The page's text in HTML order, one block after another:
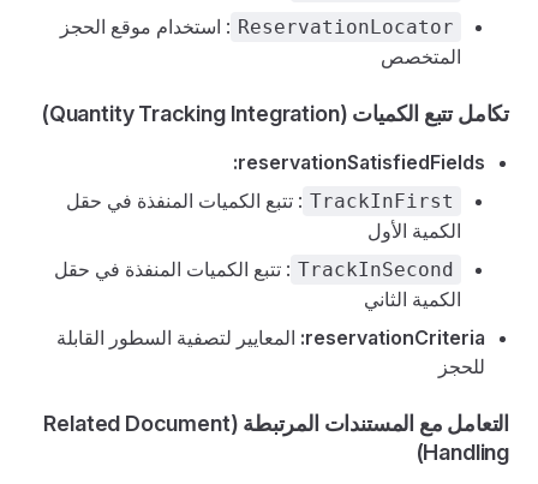
ReservationLocator : استخدام موقع الحجز
المتخصص
تكامل تتبع الكميات (Quantity Tracking Integration)
reservationSatisfiedFields:
TrackInFirst : تتبع الكميات المنفذة في حقل
الكمية الأول
TrackInSecond : تتبع الكميات المنفذة في حقل
الكمية الثاني
reservationCriteria: المعايير لتصفية السطور القابلة
للحجز
التعامل مع المستندات المرتبطة (Related Document
Handling)